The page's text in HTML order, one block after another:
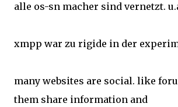
alle os-sn macher sind vernetzt.
xmpp war zu rigide in der
many websites are social. like
them share information and